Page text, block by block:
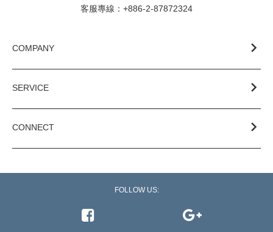
客服專線：+886-2-87872324
COMPANY
SERVICE
CONNECT
FOLLOW US:
Like on FacebookFollow on